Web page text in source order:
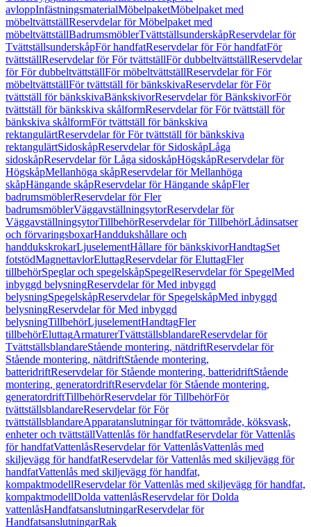
avloppInfästningsmaterialMöbelpaketMöbelpaket med
möbeltvättställReservdelar för Möbelpaket med
möbeltvättställBadrumsmöblerTvättställsunderskåpReservdelar för
TvättställsunderskåpFör handfatReservdelar för För handfatFör
tvättställReservdelar för För tvättställFör dubbeltvättställReservdelar
för För dubbeltvättställFör möbeltvättställReservdelar för För
möbeltvättställFör tvättställ för bänkskivaReservdelar för För
tvättställ för bänkskivaBänkskivorReservdelar för BänkskivorFör
tvättställ för bänkskiva skålformReservdelar för För tvättställ för
bänkskiva skålformFör tvättställ för bänkskiva
rektangulärtReservdelar för För tvättställ för bänkskiva
rektangulärtSidoskåpReservdelar för SidoskåpLåga
sidoskåpReservdelar för Låga sidoskåpHögskåpReservdelar för
HögskåpMellanhöga skåpReservdelar för Mellanhöga
skåpHängande skåpReservdelar för Hängande skåpFler
badrumsmöblerReservdelar för Fler
badrumsmöblerVäggavställningsytorReservdelar för
VäggavställningsytorTillbehörReservdelar för TillbehörLådinsatser
och förvaringsboxarHanddukshållare och
handdukskrokarLjuselementHållare för bänkskivorHandtagSet
fotstödMagnettavlorEluttagReservdelar för EluttagFler
tillbehörSpeglar och spegelskåpSpegelReservdelar för SpegelMed
inbyggd belysningReservdelar för Med inbyggd
belysningSpegelskåpReservdelar för SpegelskåpMed inbyggd
belysningReservdelar för Med inbyggd
belysningTillbehörLjuselementHandtagFler
tillbehörEluttagArmaturerTvättställsblandareReservdelar för
TvättställsblandareStående montering, nätdriftReservdelar för
Stående montering, nätdriftStående montering,
batteridriftReservdelar för Stående montering, batteridriftStående
montering, generatordriftReservdelar för Stående montering,
generatordriftTillbehörReservdelar för TillbehörFör
tvättställsblandareReservdelar för För
tvättställsblandareApparatanslutningar för tvättområde, köksvask,
enheter och tvättställVattenlås för handfatReservdelar för Vattenlås
för handfatVattenlåsReservdelar för VattenlåsVattenlås med
skiljevägg för handfatReservdelar för Vattenlås med skiljevägg för
handfatVattenlås med skiljevägg för handfat,
kompaktmodellReservdelar för Vattenlås med skiljevägg för handfat,
kompaktmodellDolda vattenlåsReservdelar för Dolda
vattenlåsHandfatsanslutningarReservdelar för
HandfatsanslutningarRak